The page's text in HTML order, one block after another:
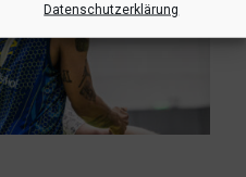
Datenschutzerklärung